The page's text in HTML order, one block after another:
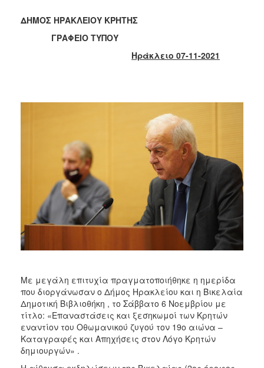
2015
2011
2010
2006
ΤΟΠΟΣ
ΠΟΛΙΤΙΣΜΟΣ
ΑΝΘΕΚΤΙΚΗ
ΠΟΛΗ
ΔΗΜΟΣ ΗΡΑΚΛΕΙΟΥ ΚΡΗΤΗΣ
ΓΡΑΦΕΙΟ ΤΥΠΟΥ
Ηράκλειο 07-11-2021
Με μεγάλη επιτυχία πραγματοποιήθηκε η ημερίδα
που διοργάνωσαν ο Δήμος Ηρακλείου και η Βικελαία
Δημοτική Βιβλιοθήκη , το Σάββατο 6 Νοεμβρίου με
τίτλο: «Επαναστάσεις και ξεσηκωμοί των Κρητών
εναντίον του Οθωμανικού ζυγού τον 19ο αιώνα –
Καταγραφές και Απηχήσεις στον Λόγο Κρητών
δημιουργών» .